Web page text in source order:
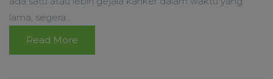
lama, segera...
Read More